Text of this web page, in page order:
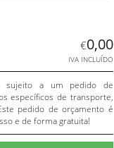
€0,00
IVA INCLUÍDO
sujeito a um pedido de
específicos de transporte,
pedido de orçamento é
e de forma gratuita!